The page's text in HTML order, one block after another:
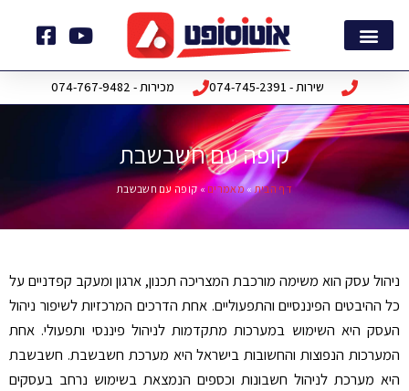
שירות - 074-745-2391 מכירות - 074-767-9482
קופה עם חשבשבת
דף הבית»מאמרים»קופה עם חשבשבת
ניהול עסק הוא משימה מורכבת המצריכה תכנון, ארגון ומעקב קפדניים על
כל ההיבטים הפיננסיים והתפעוליים. אחת הדרכים המרכזיות לשיפור ניהול
העסק היא השימוש במערכות מתקדמות לניהול פיננסי ותפעולי. אחת
המערכות הנפוצות והחשובות בישראל היא מערכת חשבשבת. חשבשבת
היא מערכת לניהול חשבונות וכספים הנמצאת בשימוש נרחב בעסקים